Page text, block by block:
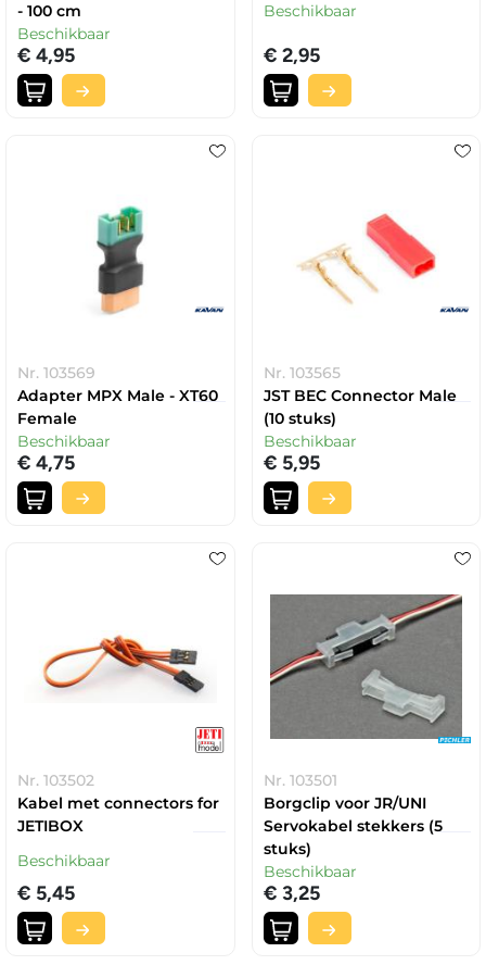
- 100 cm
Beschikbaar
€ 4,95
Beschikbaar
€ 2,95
Nr. 103569
Adapter MPX Male - XT60
Female
Beschikbaar
€ 4,75
Nr. 103565
JST BEC Connector Male
(10 stuks)
Beschikbaar
€ 5,95
Nr. 103502
Kabel met connectors for
JETIBOX
Beschikbaar
€ 5,45
Nr. 103501
Borgclip voor JR/UNI
Servokabel stekkers (5
stuks)
Beschikbaar
€ 3,25